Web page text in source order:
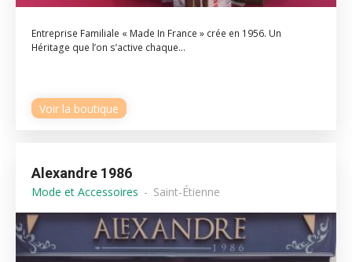
Entreprise Familiale « Made In France » crée en 1956. Un
Héritage que l’on s’active chaque...
Voir la boutique
Alexandre 1986
Mode et Accessoires Saint-Étienne